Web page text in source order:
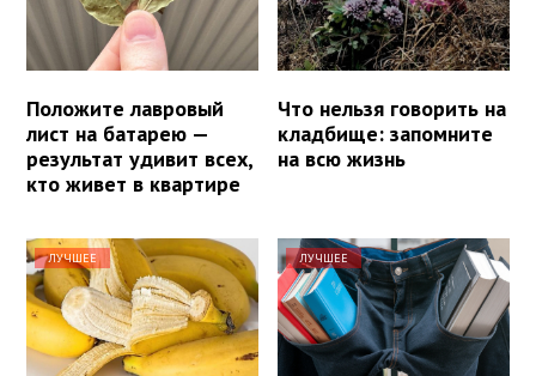
Положите лавровый
лист на батарею —
результат удивит всех,
кто живет в квартире
Что нельзя говорить на
кладбище: запомните
на всю жизнь
ЛУЧШЕЕ ЛУЧШЕЕ